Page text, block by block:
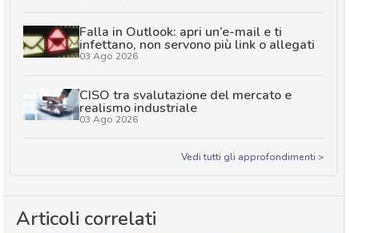
Falla in Outlook: apri un’e-mail e ti
infettano, non servono più link o allegati
03 Ago 2026
CISO tra svalutazione del mercato e
realismo industriale
03 Ago 2026
Vedi tutti gli approfondimenti >
Articoli correlati